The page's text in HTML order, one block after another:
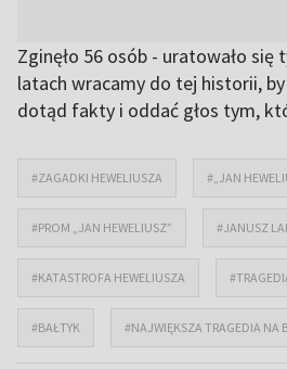
Zginęło 56 osób - uratowało się
latach wracamy do tej historii,
dotąd fakty i oddać głos tym,
#ZAGADKI HEWELIUSZA #„JAN
#PROM „JAN HEWELIUSZ” #JANUSZ
#KATASTROFA HEWELIUSZA
#BAŁTYK #NAJWIĘKSZA TRAGEDIA NA